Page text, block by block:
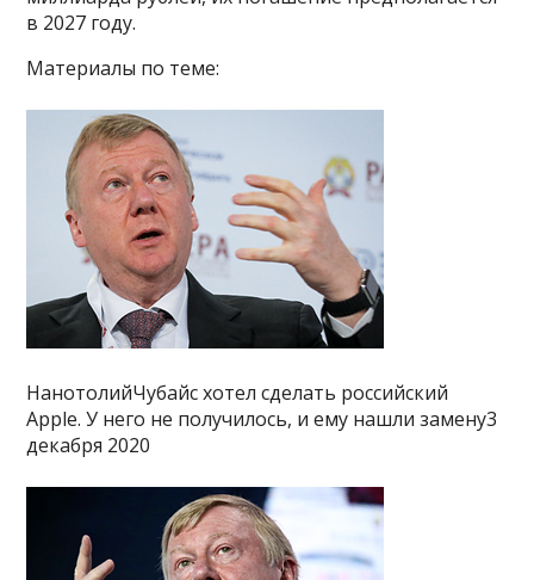
в 2027 году.
Материалы по теме:
НанотолийЧубайс хотел сделать российский
Apple. У него не получилось, и ему нашли замену3
декабря 2020